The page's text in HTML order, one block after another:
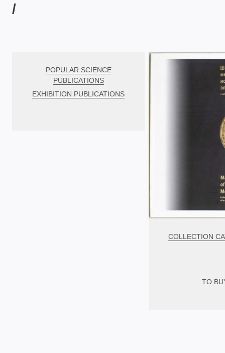
/
POPULAR SCIENCE
PUBLICATIONS
EXHIBITION PUBLICATIONS
COLLECTION
TO